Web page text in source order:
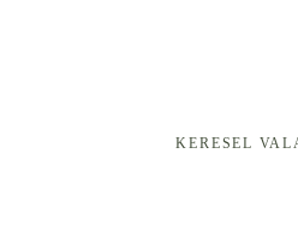
KERESEL